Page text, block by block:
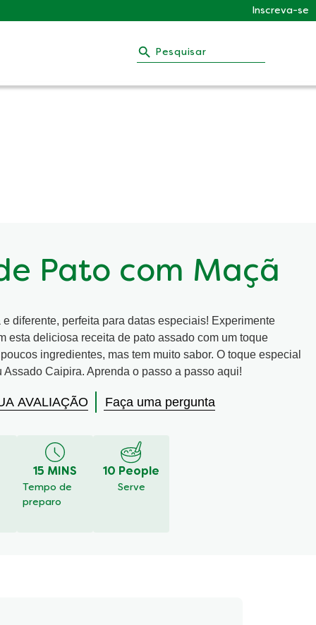
Inscreva-se
Pesquisar
Pato com Maçã
diferente, perfeita para datas especiais! Experimente
esta deliciosa receita de pato assado com um toque
ingredientes, mas tem muito sabor. O toque especial
Assado Caipira. Aprenda o passo a passo aqui!
AVALIAÇÃO Faça uma pergunta
15 MINS
Tempo de
preparo
10 People
Serve